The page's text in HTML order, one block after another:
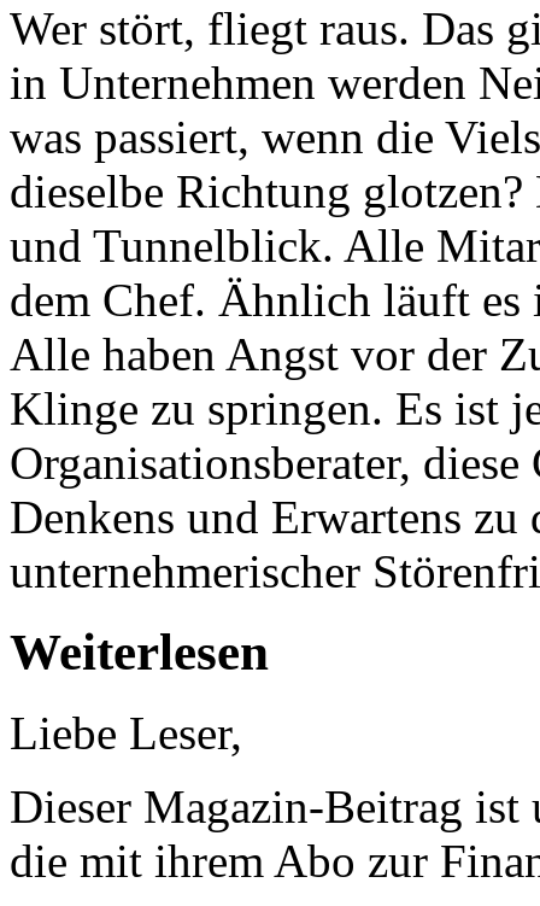
Wer stört, fliegt raus. Das
in Unternehmen werden
was passiert, wenn die
dieselbe Richtung
und Tunnelblick. Alle
dem Chef. Ähnlich läuft
Alle haben Angst vor der
Klinge zu springen. Es ist
Organisationsberater,
Denkens und Erwartens
unternehmerischer
Weiterlesen
Liebe Leser,
Dieser Magazin-Beitrag ist
die mit ihrem Abo zur